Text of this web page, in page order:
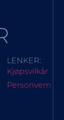
LENKER:
Kjøpsvilkår
Personvern